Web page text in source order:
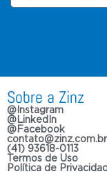
Sobre a Zinz
@Instagram
@LinkedIn
@Facebook
contato@zinz.com.br
(41) 93618-0113
Termos de Uso
Política de